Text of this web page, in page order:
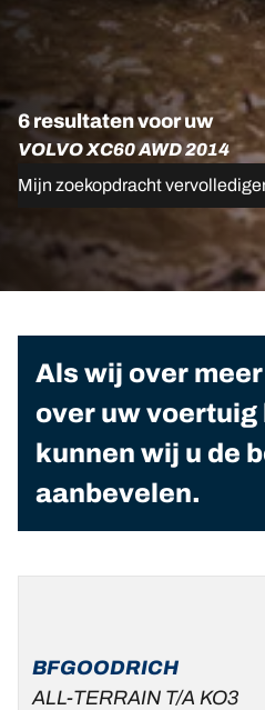
6 resultaten voor uw
VOLVO XC60 AWD 2014
Mijn zoekopdracht
Als wij over
over uw
kunnen wij u de
aanbevelen.
BFGOODRICH
ALL-TERRAIN T/A KO3